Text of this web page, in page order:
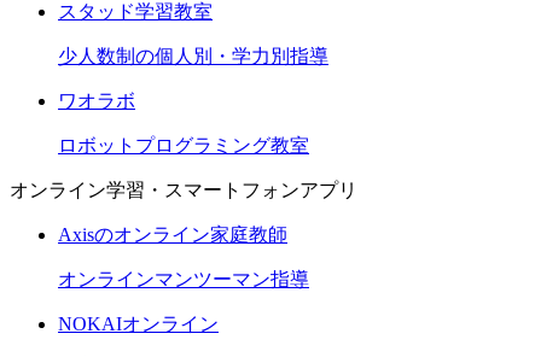
スタッド学習教室
少人数制の個人別・学力別指導
ワオラボ
ロボットプログラミング教室
オンライン学習・スマートフォンアプリ
Axisのオンライン家庭教師
オンラインマンツーマン指導
NOKAIオンライン